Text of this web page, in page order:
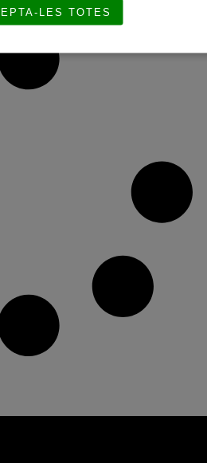
LES TOTES